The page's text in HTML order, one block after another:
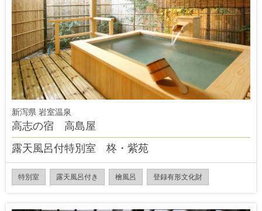
新泻県 岩室温泉
高志の宿 高島屋
露天風呂付特別室 柊・紫苑
特別室 露天風呂付き 檜風呂 登録有形文化財